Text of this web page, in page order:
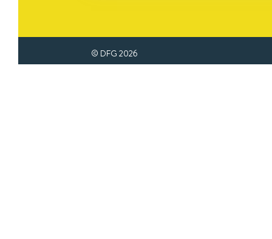
© DFG 2026